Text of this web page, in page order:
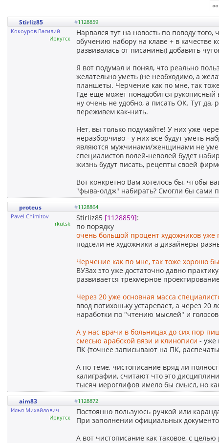
««
Stirliz85 #1128859
Кокоуров Василий
Иркутск
Нарвался тут на новость по поводу
обучению набору на клаве + в качестве
развивалась от писанины) добавить
Я вот подумал и понял, что реально
желательно уметь (не необходимо, а
планшеты. Черчение как по мне, так
Где еще может понадобится
ну очень не удобно, а писать ОК. Тут да,
переживем как-нить.
Нет, вы только подумайте! У них уже
неразборчиво - у них все будут уметь
являются мужчинами/женщинами не
специалистов волей-неволей будет
жизнь будут писать, рецепты своей
Вот конкретно Вам хотелось бы, чтобы
"фыва-олдж" набирать? Смогли бы сами
proteus #1128864
Pavel Chimitov
Irkutsk
Stirliz85 [1128859]:
по порядку
очень большой процент художников
подсели не художники а дизайнеры
Черчение как по мне, так тоже хорошо
ВУЗах это уже достаточно давно
развивается трехмерное
Через 20 уже основная масса
ввод потихоньку устаревает, а через 20
наработки по "чтению мыслей" и
А у нас врачи в больницах до сих пор
смесью арабской вязи и клинописи - уже
ПК (точнее записывают на ПК,
А по теме, чистописание вряд ли
калиграфии, считают что это
тысяч иероглифов имело бы смысл, но
aim83 #1128872
Илья Михайлович
Иркутск
Постоянно пользуюсь ручкой или
При заполнении официальных
А вот чистописание как таковое, с